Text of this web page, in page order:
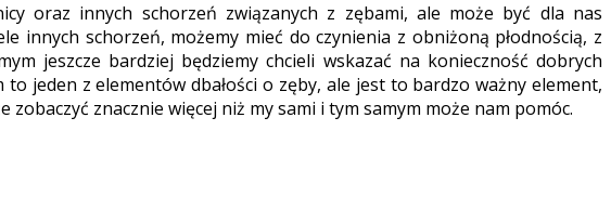
oraz innych schorzeń związanych z zębami, ale może być dla nas
innych schorzeń, możemy mieć do czynienia z obniżoną płodnością, z
jeszcze bardziej będziemy chcieli wskazać na konieczność dobrych
jeden z elementów dbałości o zęby, ale jest to bardzo ważny element,
znacznie więcej niż my sami i tym samym może nam pomóc.